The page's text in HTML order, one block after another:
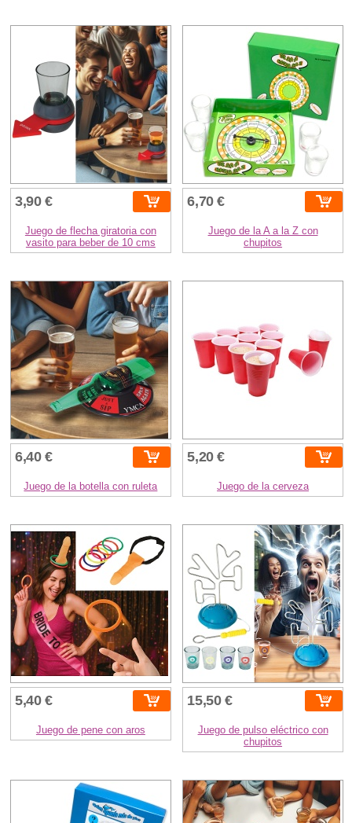
3,90 €
Juego de flecha giratoria con
vasito para beber de 10 cms
6,70 €
Juego de la A a la Z con
chupitos
6,40 €
Juego de la botella con ruleta
5,20 €
Juego de la cerveza
5,40 €
Juego de pene con aros
15,50 €
Juego de pulso eléctrico con
chupitos